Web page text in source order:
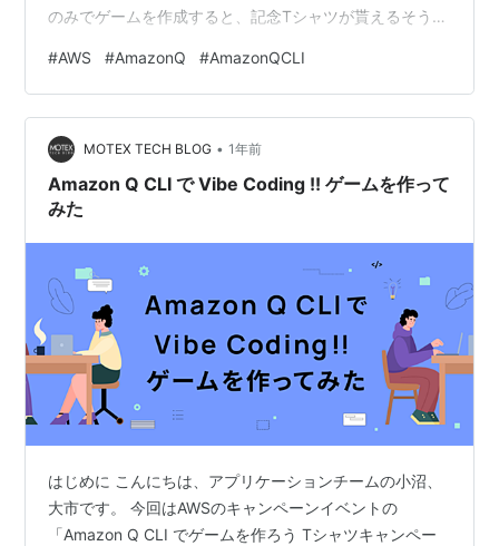
のみでゲームを作成すると、記念Tシャツが貰えるそうで
拝見しましたが、1～2時間程度で作成されている方もい
らっしゃいました。 zenn.dev blog.kazzpapa3.com
zenn.dev なんだか面白そうだし、「チャットのみで作
る」という制限がある方が割り切ってやれるので、自分
もやってみる事にしまし…
#AWS #AmazonQ #AmazonQCLI
MOTEX TECH BLOG • 1年前
Amazon Q CLI で Vibe Coding !! ゲームを作って
みた
はじめに こんにちは、アプリケーションチームの小沼、
大市です。 今回はAWSのキャンペーンイベントの
「Amazon Q CLI でゲームを作ろう Tシャツキャンペー